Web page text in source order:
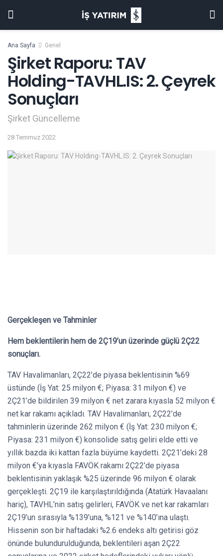
Ana Sayfa Genel
Şirket Raporu: TAV
Holding-TAVHL.IS: 2. Çeyrek
Sonuçları
Şirket Güncelleme
28 Temmuz 2022
Gerçekleşen ve Tahminler
Hem beklentilerin hem de 2Ç19’un üzerinde güçlü 2Ç22
sonuçları.
TAV Havalimanları, 2Ç22’de piyasa beklentisinin %69
üstünde (İş Yat: 25 milyon €; Piyasa: 31 milyon €) ve
2Ç21’de bildirilen 39 milyon € net zarara kıyasla 52 milyon €
net kar rakamı açıkladı. TAV Havalimanları, 2Ç22’de
tahminlerin üzerinde 262 milyon € (İş Yat: 230 milyon €;
Piyasa: 231 milyon €) konsolide satış geliri elde etti ve
yıllık bazda iki kattan fazla büyüme kaydetti. 2Ç21’deki 28
milyon €’ya kıyasla FAVÖK rakamı 2Ç22’de piyasa
beklentisinin yaklaşık %25 üzerinde 96 milyon € olarak
gerçekleşti. 2Ç19 ile karşılaştırıldığında (Atatürk Havaalanı
hariç), TAVHL’nin satış gelirleri, FAVÖK ve net kar rakamları
2Ç19’un sırasıyla %139’una, %121 ve %140’ına ulaştı.
Hissenin son bir haftadaki %2.6 endeks altı getirisi göz
önünde bulundurulduğunda, beklentileri aşan 2Ç22